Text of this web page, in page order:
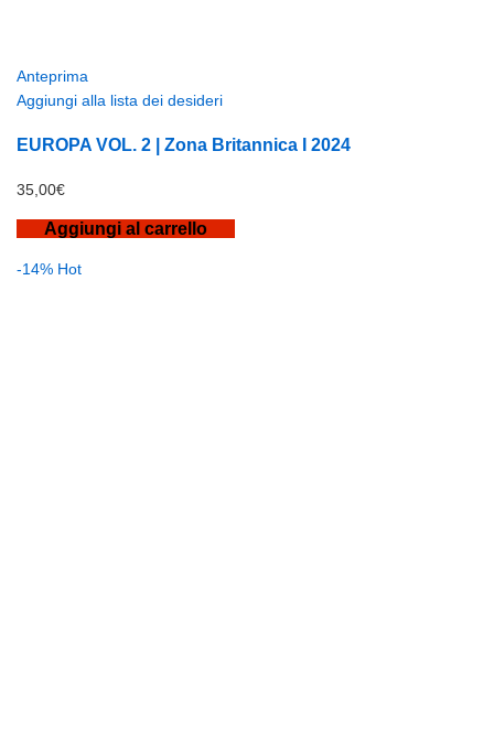
Anteprima
Aggiungi alla lista dei desideri
EUROPA VOL. 2 | Zona Britannica I 2024
35,00€
Aggiungi al carrello
-14% Hot